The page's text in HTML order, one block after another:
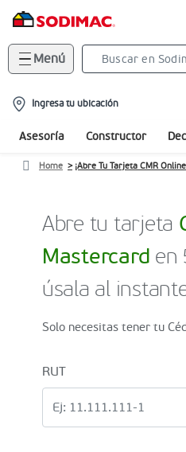
Menú
location-
icon
Ingresa tu ubicación
Asesoría Constructor
Home ¡Abre Tu Tarjeta CMR
Abre tu tarjeta
Mastercard en
úsala al
Solo necesitas tener tu
RUT